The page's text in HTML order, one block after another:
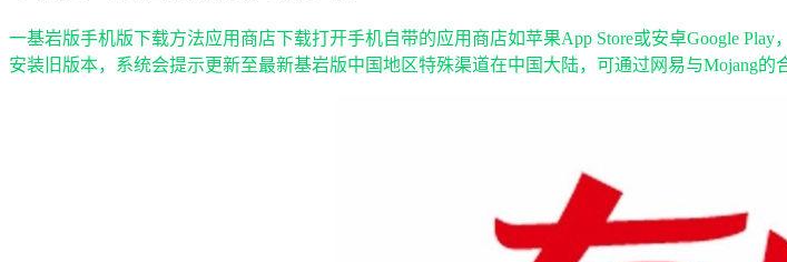
一基岩版手机版下载方法应用商店下载打开手机自带的应用商店如苹果App Store或安卓Google
安装旧版本，系统会提示更新至最新基岩版中国地区特殊渠道在中国大陆，可通过网易与Mojang的